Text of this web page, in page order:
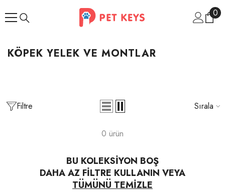
00
KÖPEK YELEK VE MONTLAR
Filtre Sırala
0 ürün
BU KOLEKSIYON BOŞ
DAHA AZ FILTRE KULLANIN VEYA
TÜMÜNÜ TEMIZLE